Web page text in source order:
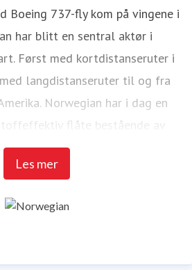
Boeing 737-fly kom på vingene i
har blitt en sentral aktør i
Først med kortdistanseruter i
langdistanseruter til og fra
Norwegian har i dag en
flåte bestående av
og Boeing 737-fly.
for klimatiltak og forpliktet
Les mer